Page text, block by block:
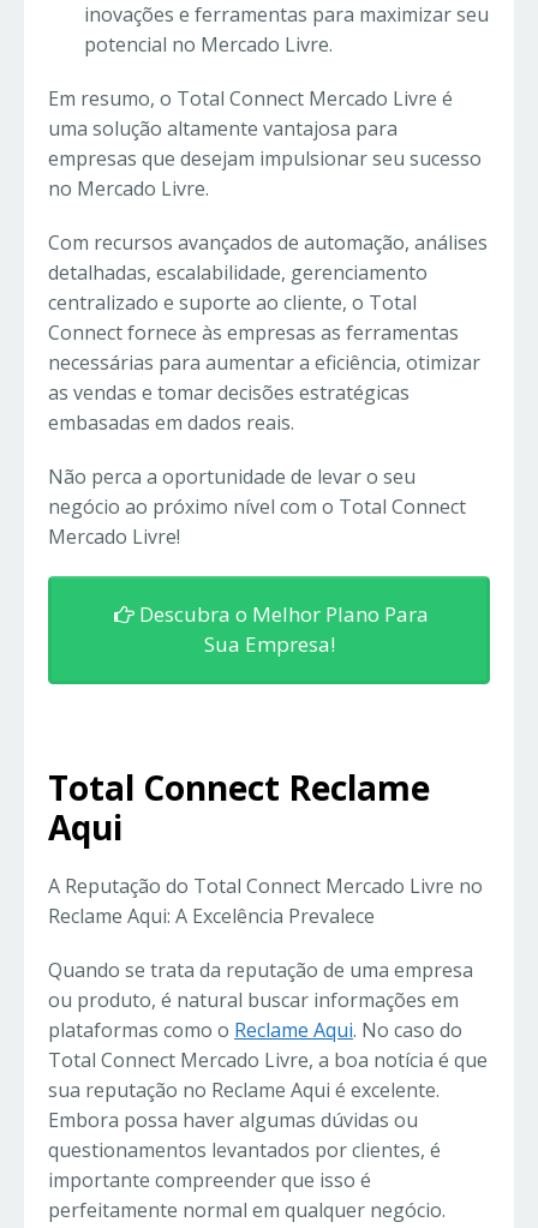
inovações e ferramentas para maximizar seu
potencial no Mercado Livre.
Em resumo, o Total Connect Mercado Livre é
uma solução altamente vantajosa para
empresas que desejam impulsionar seu sucesso
no Mercado Livre.
Com recursos avançados de automação, análises
detalhadas, escalabilidade, gerenciamento
centralizado e suporte ao cliente, o Total
Connect fornece às empresas as ferramentas
necessárias para aumentar a eficiência, otimizar
as vendas e tomar decisões estratégicas
embasadas em dados reais.
Não perca a oportunidade de levar o seu
negócio ao próximo nível com o Total Connect
Mercado Livre!
Descubra o Melhor Plano Para
Sua Empresa!
Total Connect Reclame
Aqui
A Reputação do Total Connect Mercado Livre no
Reclame Aqui: A Excelência Prevalece
Quando se trata da reputação de uma empresa
ou produto, é natural buscar informações em
plataformas como o Reclame Aqui. No caso do
Total Connect Mercado Livre, a boa notícia é que
sua reputação no Reclame Aqui é excelente.
Embora possa haver algumas dúvidas ou
questionamentos levantados por clientes, é
importante compreender que isso é
perfeitamente normal em qualquer negócio.